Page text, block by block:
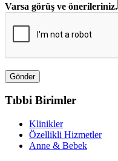
Varsa görüş ve önerileriniz.
Tıbbi Birimler
Klinikler
Özellikli Hizmetler
Anne & Bebek